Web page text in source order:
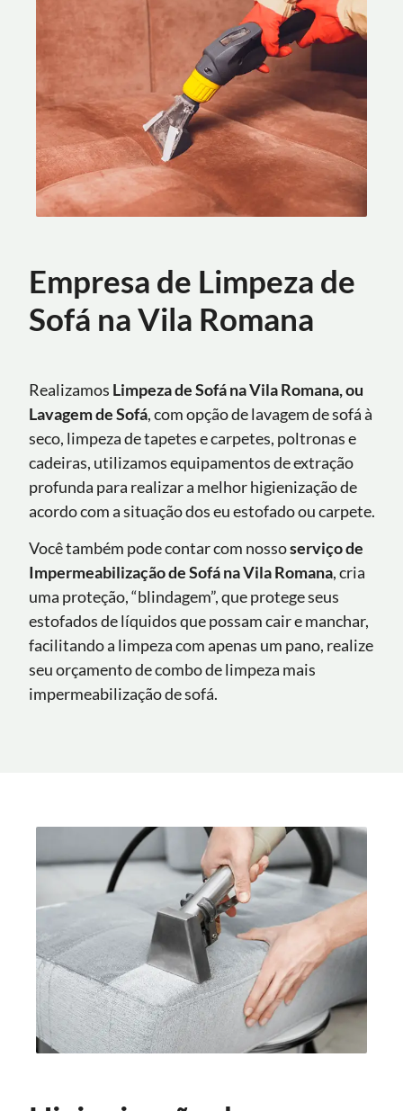
Empresa de Limpeza de
Sofá na Vila Romana
Realizamos Limpeza de Sofá na Vila Romana, ou
Lavagem de Sofá, com opção de lavagem de sofá à
seco, limpeza de tapetes e carpetes, poltronas e
cadeiras, utilizamos equipamentos de extração
profunda para realizar a melhor higienização de
acordo com a situação dos eu estofado ou carpete.
Você também pode contar com nossoserviço de
Impermeabilização de Sofána Vila Romana, cria
uma proteção, “blindagem”, que protege seus
estofados de líquidos que possam cair e manchar,
facilitando a limpeza com apenas um pano, realize
seu orçamento de combo de limpeza mais
impermeabilização de sofá.